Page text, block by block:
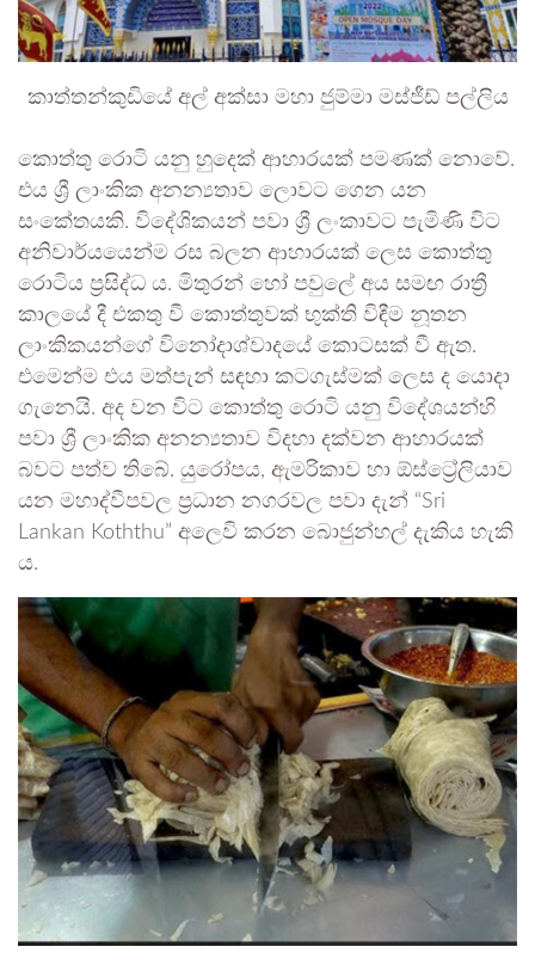
කාත්තන්කුඩියේ අල් අක්සා මහා ජුම්මා මස්ජීඩ් පල්ලිය
කොත්තු රොටි යනු හුදෙක් ආහාරයක් පමණක් නොවේ.
එය ශ්‍රී ලාංකික අනන්‍යතාව ලොවට ගෙන යන
සංකේතයකි. විදේශිකයන් පවා ශ්‍රී ලංකාවට පැමිණි විට
අනිවාර්යයෙන්ම රස බලන ආහාරයක් ලෙස කොත්තු
රොටිය ප්‍රසිද්ධ ය. මිතුරන් හෝ පවුලේ අය සමඟ රාත්‍රී
කාලයේ දී එකතු වී කොත්තුවක් භුක්ති විඳීම නූතන
ලාංකිකයන්ගේ විනෝදාශ්වාදයේ කොටසක් වී ඇත.
එමෙන්ම එය මත්පැන් සඳහා කටගැස්මක් ලෙස ද යොදා
ගැනෙයි. අද වන විට කොත්තු රොටි යනු විදේශයන්හි
පවා ශ්‍රී ලාංකික අනන්‍යතාව විදහා දක්වන ආහාරයක්
බවට පත්ව තිබේ. යුරෝපය, ඇමරිකාව හා ඕස්ට්‍රේලියාව
යන මහාද්වීපවල ප්‍රධාන නගරවල පවා දැන් “Sri
Lankan Koththu” අලෙවි කරන බොජුන්හල් දැකිය හැකි
ය.